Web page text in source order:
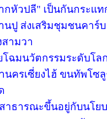
กหัวปลี" เป็นกันกระแ
นปู ส่งเสริมชุมชนคาร์
ามวา
โฉมนวัตกรรมระดับโล
นครเซี่ยงไฮ้ ขนทัพโ
าธารณะขึ้นอยู่กับนโย